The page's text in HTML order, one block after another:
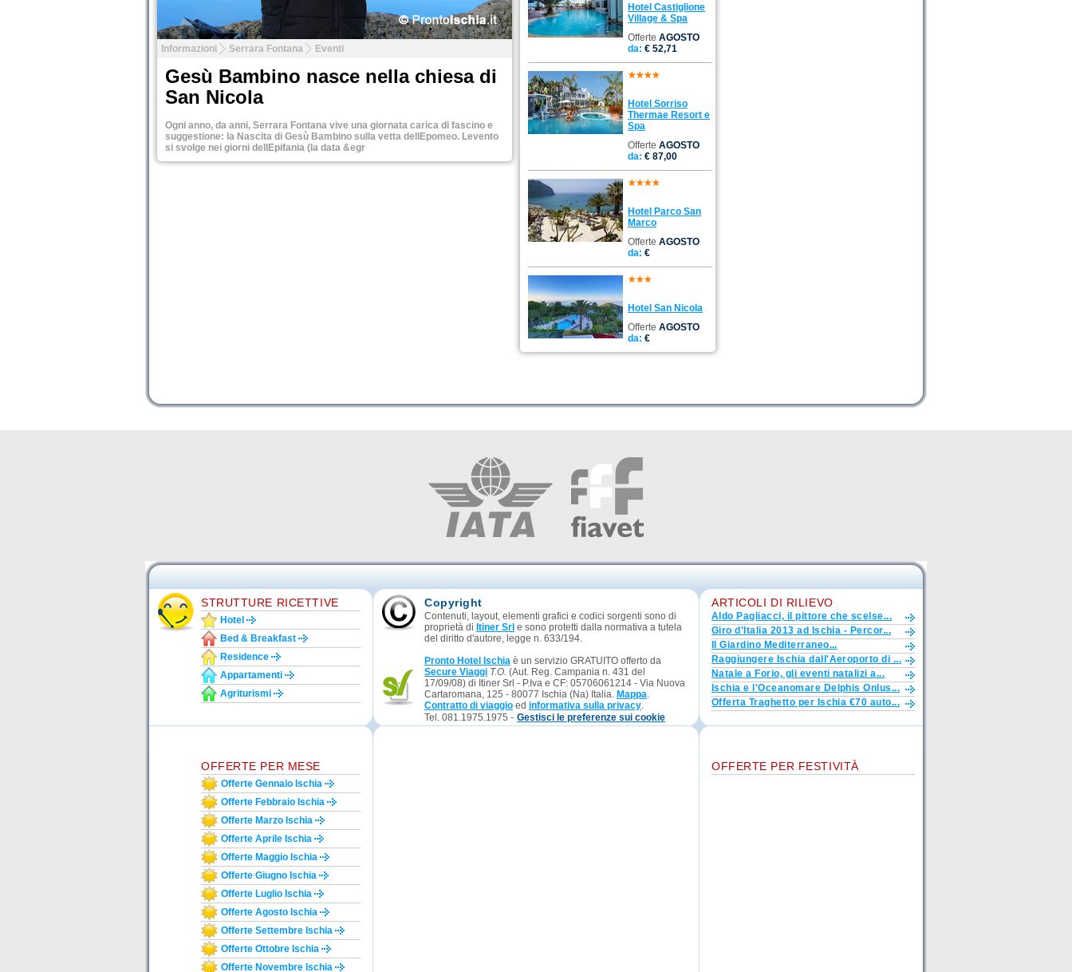
Informazioni Serrara Fontana Eventi
Gesù Bambino nasce nella chiesa di
San Nicola
Ogni anno, da anni, Serrara Fontana vive una giornata carica di fascino e
suggestione: la Nascita di Gesù Bambino sulla vetta dellEpomeo. Levento
si svolge nei giorni dellEpifania (la data &egr
Hotel Castiglione
Village & Spa
Offerte AGOSTO
da: € 52,71
Hotel Sorriso
Thermae Resort e
Spa
Offerte AGOSTO
da: € 87,00
Hotel Parco San
Marco
Offerte AGOSTO
da: €
Hotel San Nicola
Offerte AGOSTO
da: €
STRUTTURE RICETTIVE
Hotel
Bed & Breakfast
Residence
Appartamenti
Agriturismi
Copyright
Contenuti, layout, elementi grafici e codici sorgenti sono di
proprietà di Itiner Srl e sono protetti dalla normativa a tutela
del diritto d'autore, legge n. 633/194.
Pronto Hotel Ischia è un servizio GRATUITO offerto da
Secure Viaggi T.O. (Aut. Reg. Campania n. 431 del
17/09/08) di Itiner Srl - P.Iva e CF: 05706061214 - Via Nuova
Cartaromana, 125 - 80077 Ischia (Na) Italia. Mappa.
Contratto di viaggio ed informativa sulla privacy.
Tel. 081.1975.1975 - Gestisci le preferenze sui cookie
ARTICOLI DI RILIEVO
Aldo Pagliacci, il pittore che scelse...
Giro d'Italia 2013 ad Ischia - Percor...
Il Giardino Mediterraneo...
Raggiungere Ischia dall'Aeroporto di ...
Natale a Forio, gli eventi natalizi a...
Ischia e l'Oceanomare Delphis Onlus...
Offerta Traghetto per Ischia €70 auto...
OFFERTE PER MESE
Offerte Gennaio Ischia
Offerte Febbraio Ischia
Offerte Marzo Ischia
Offerte Aprile Ischia
Offerte Maggio Ischia
Offerte Giugno Ischia
Offerte Luglio Ischia
Offerte Agosto Ischia
Offerte Settembre Ischia
Offerte Ottobre Ischia
Offerte Novembre Ischia
OFFERTE PER FESTIVITÀ